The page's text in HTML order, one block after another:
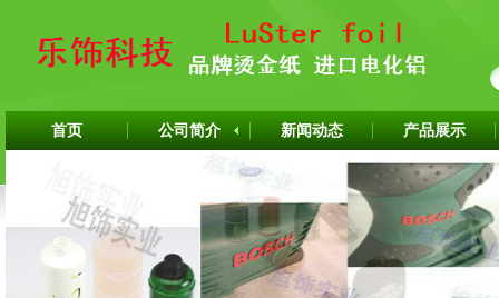
首页 公司简介 新闻动态 产品展示